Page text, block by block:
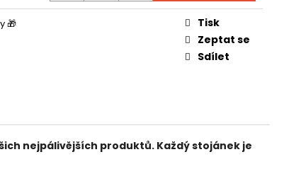
🎁
Tisk
Zeptat se
Sdílet
nejpálivějších produktů. Každý stojánek je